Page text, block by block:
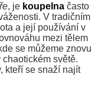
, je koupelna často
V tradičním
a její používání v
mezi tělem
se můžeme znovu
světě.
kteří se snaží najít